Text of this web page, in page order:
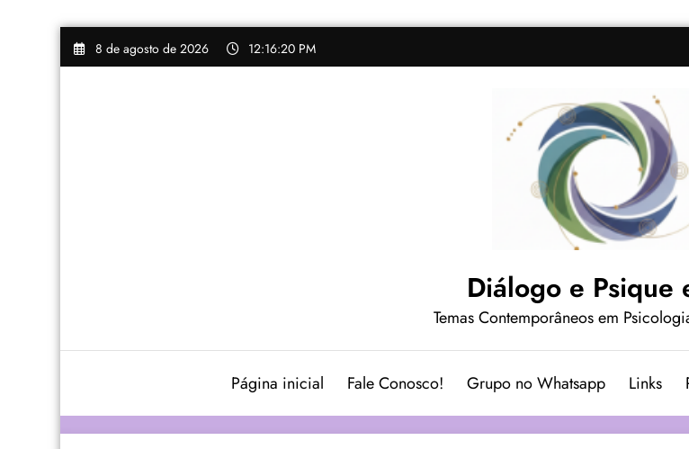
Pular
para
8 de agosto de 2026 12:16:22 PM
Diálogo e Psique
Temas Contemporâneos em
Página inicial Fale Conosco! Grupo no Whatsapp Links